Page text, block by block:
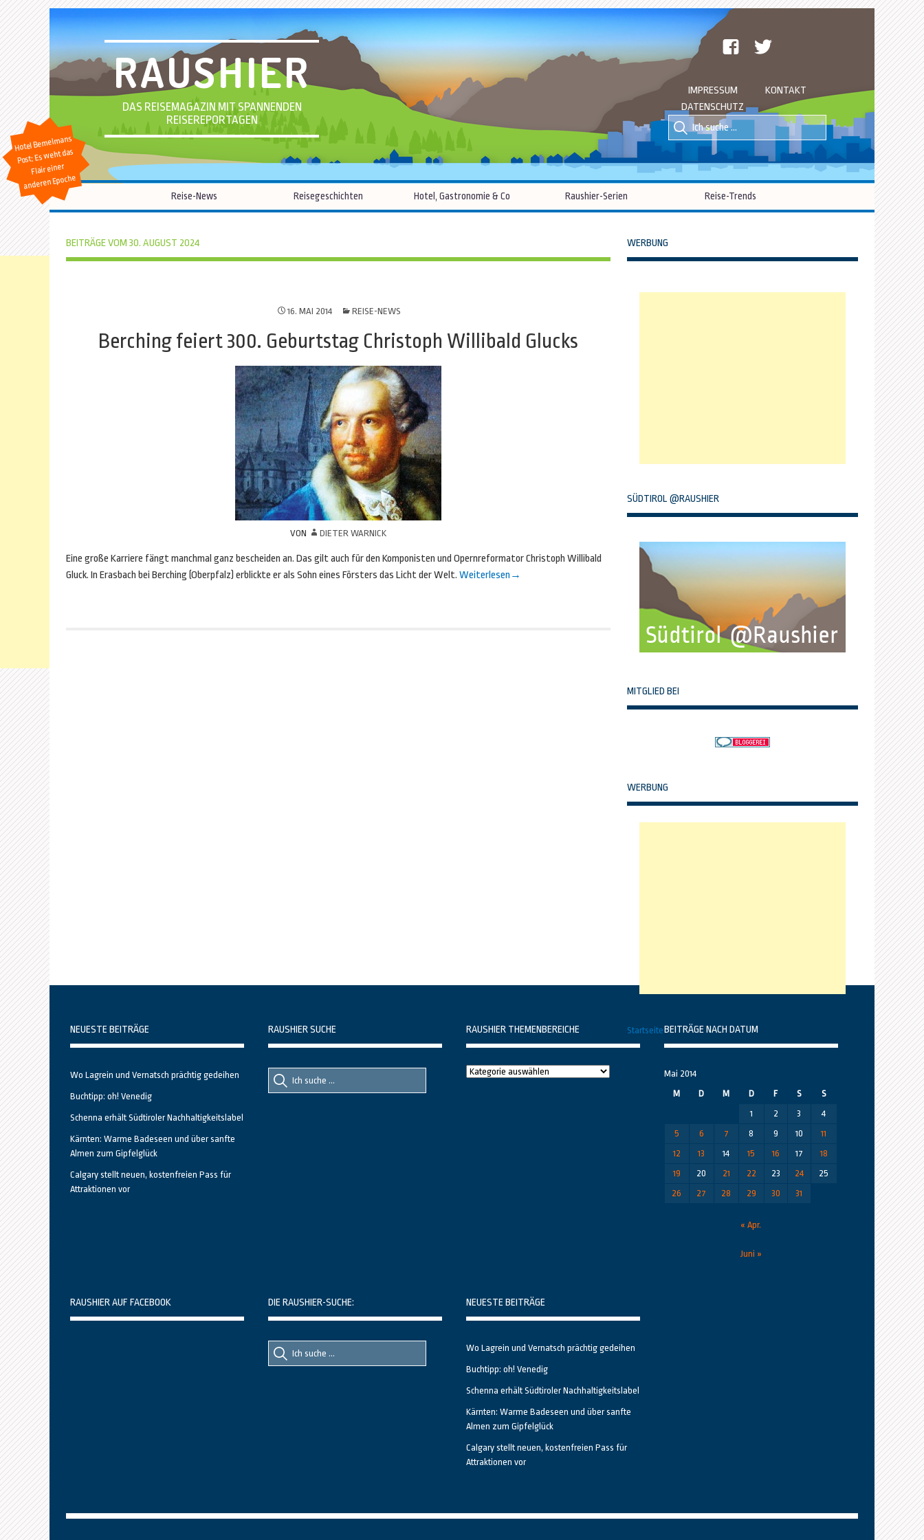
RAUSHIER
DAS REISEMAGAZIN MIT SPANNENDEN
REISEREPORTAGEN
facebook
IMPRESSUM
KONTAKT
DATENSCHUTZ
Suche
nach::
Suche
nach:
Hotel Bemelmans
Post: Es weht das
Flair einer
anderen Epoche
Reise-News Reisegeschichten Hotel, Gastronomie & Co Raushier-Serien Reise-Trends
BEITRÄGE VOM 30. AUGUST 2024
16. MAI 2014 REISE-NEWS
Berching feiert 300. Geburtstag Christoph Willibald Glucks
VON DIETER WARNICK
Eine große Karriere fängt manchmal ganz bescheiden an. Das gilt auch für den Komponisten und Opernreformator Christoph Willibald
Gluck. In Erasbach bei Berching (Oberpfalz) erblickte er als Sohn eines Försters das Licht der Welt. Weiterlesen →
WERBUNG
SÜDTIROL @RAUSHIER
MITGLIED BEI
WERBUNG
Startseite
NEUESTE BEITRÄGE
Wo Lagrein und Vernatsch prächtig gedeihen
Buchtipp: oh! Venedig
Schenna erhält Südtiroler Nachhaltigkeitslabel
Kärnten: Warme Badeseen und über sanfte
Almen zum Gipfelglück
Calgary stellt neuen, kostenfreien Pass für
Attraktionen vor
RAUSHIER SUCHE
Suche
nach::
Suche
nach:
RAUSHIER THEMENBEREICHE
Raushier
BEITRÄGE NACH DATUM
Mai 2014
M
D M D F S
S
1
2 3
4
5
6 7 8 9 10
11
12
13 14 15 16 17
18
19
20 21 22 23 24
25
26
27 28 29 30 31
« Apr.
Juni »
RAUSHIER AUF FACEBOOK DIE RAUSHIER-SUCHE:
Suche
nach::
Suche
nach:
NEUESTE BEITRÄGE
Wo Lagrein und Vernatsch prächtig gedeihen
Buchtipp: oh! Venedig
Schenna erhält Südtiroler Nachhaltigkeitslabel
Kärnten: Warme Badeseen und über sanfte
Almen zum Gipfelglück
Calgary stellt neuen, kostenfreien Pass für
Attraktionen vor